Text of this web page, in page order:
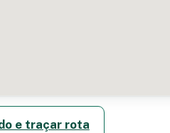
e traçar rota